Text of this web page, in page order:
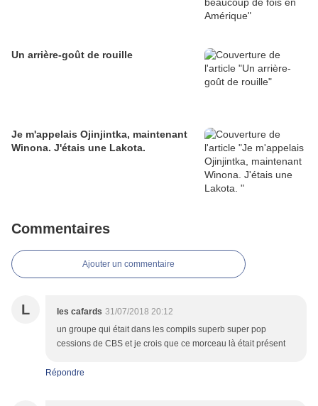
Un arrière-goût de rouille
Je m'appelais Ojinjintka, maintenant
Winona. J'étais une Lakota.
Commentaires
Ajouter un commentaire
L les cafards 31/07/2018 20:12
un groupe qui était dans les compils superb super pop
cessions de CBS et je crois que ce morceau là était présent
Répondre